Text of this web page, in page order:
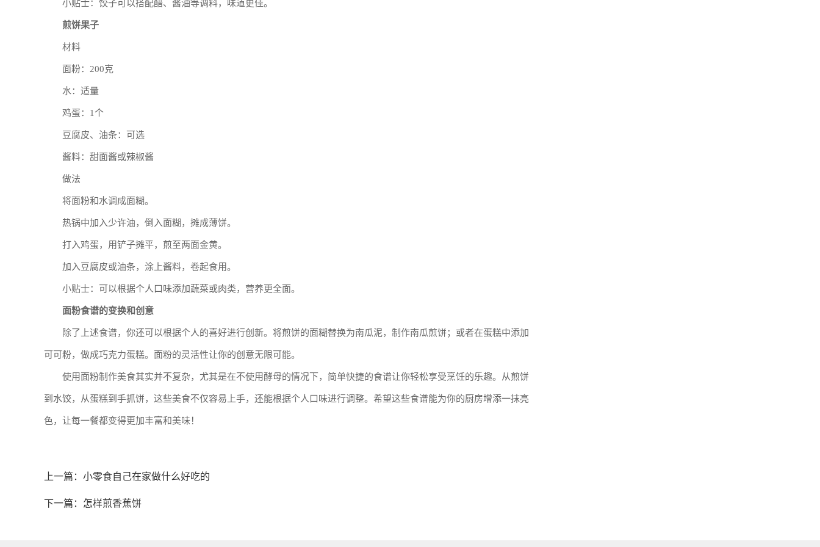
小贴士：饺子可以搭配醋、酱油等调料，味道更佳。
煎饼果子
材料
面粉：200克
水：适量
鸡蛋：1个
豆腐皮、油条：可选
酱料：甜面酱或辣椒酱
做法
将面粉和水调成面糊。
热锅中加入少许油，倒入面糊，摊成薄饼。
打入鸡蛋，用铲子摊平，煎至两面金黄。
加入豆腐皮或油条，涂上酱料，卷起食用。
小贴士：可以根据个人口味添加蔬菜或肉类，营养更全面。
面粉食谱的变换和创意
除了上述食谱，你还可以根据个人的喜好进行创新。将煎饼的面糊替换为南瓜泥，制作南瓜煎饼；或者在蛋糕中添加
可可粉，做成巧克力蛋糕。面粉的灵活性让你的创意无限可能。
使用面粉制作美食其实并不复杂，尤其是在不使用酵母的情况下，简单快捷的食谱让你轻松享受烹饪的乐趣。从煎饼
到水饺，从蛋糕到手抓饼，这些美食不仅容易上手，还能根据个人口味进行调整。希望这些食谱能为你的厨房增添一抹亮
色，让每一餐都变得更加丰富和美味！
上一篇： 小零食自己在家做什么好吃的
下一篇： 怎样煎香蕉饼